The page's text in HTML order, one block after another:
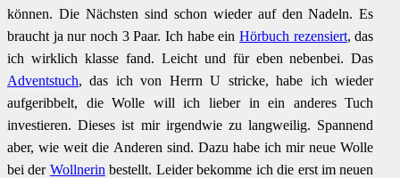
können. Die Nächsten sind schon wieder auf den Nadeln. Es
braucht ja nur noch 3 Paar. Ich habe einHörbuch rezensiert, das
ich wirklich klasse fand. Leicht und für eben nebenbei. Das
Adventstuch, das ich von Herrn U stricke, habe ich wieder
aufgeribbelt, die Wolle will ich lieber in ein anderes Tuch
investieren. Dieses ist mir irgendwie zu langweilig. Spannend
aber, wie weit die Anderen sind. Dazu habe ich mir neue Wolle
bei der Wollnerin bestellt. Leider bekomme ich die erst im neuen